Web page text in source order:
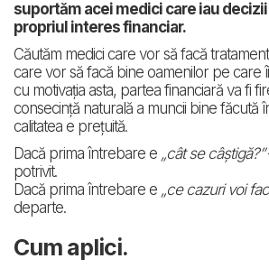
suportăm acei medici care iau
propriul interes financiar.
Căutăm medici care vor să facă
care vor să facă bine oamenilor pe care
cu motivația asta, partea financiară va fi
consecință naturală a muncii bine făcută
calitatea e prețuită.
Dacă prima întrebare e „cât se câștigă?”
potrivit.
Dacă prima întrebare e „ce cazuri voi
departe.
Cum aplici.